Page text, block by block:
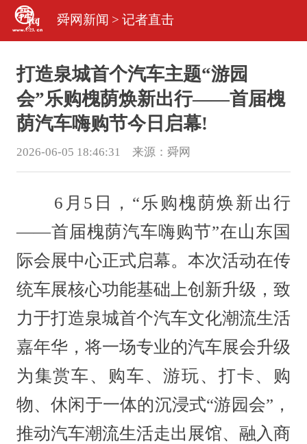
舜网新闻 > 记者直击
打造泉城首个汽车主题“游园
会”乐购槐荫焕新出行——首届槐
荫汽车嗨购节今日启幕!
2026-06-05 18:46:31 来源： 舜网
6月5日，“乐购槐荫焕新出行
——首届槐荫汽车嗨购节”在山东国
际会展中心正式启幕。本次活动在传
统车展核心功能基础上创新升级，致
力于打造泉城首个汽车文化潮流生活
嘉年华，将一场专业的汽车展会升级
为集赏车、购车、游玩、打卡、购
物、休闲于一体的沉浸式“游园会”，
推动汽车潮流生活走出展馆、融入商